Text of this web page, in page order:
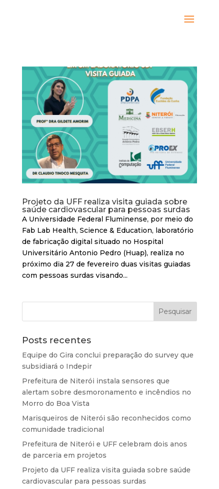
Projeto da UFF realiza visita guiada sobre
saúde cardiovascular para pessoas surdas
A Universidade Federal Fluminense, por meio do
Fab Lab Health, Science & Education, laboratório
de fabricação digital situado no Hospital
Universitário Antonio Pedro (Huap), realiza no
próximo dia 27 de fevereiro duas visitas guiadas
com pessoas surdas visando...
Posts recentes
Equipe do Gira conclui preparação do survey que
subsidiará o Indepir
Prefeitura de Niterói instala sensores que
alertam sobre desmoronamento e incêndios no
Morro do Boa Vista
Marisqueiros de Niterói são reconhecidos como
comunidade tradicional
Prefeitura de Niterói e UFF celebram dois anos
de parceria em projetos
Projeto da UFF realiza visita guiada sobre saúde
cardiovascular para pessoas surdas